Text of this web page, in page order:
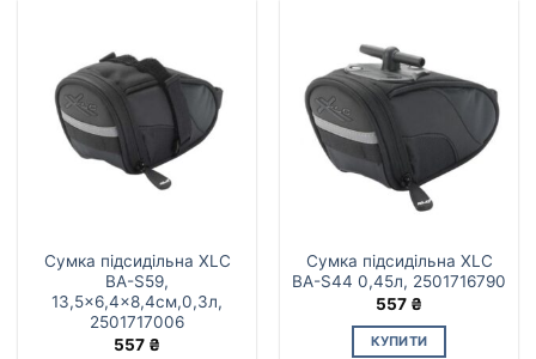
Сумка підсидільна XLC
BA-S59,
13,5×6,4×8,4см,0,3л,
2501717006
557 ₴
Сумка підсидільна XLC
BA-S44 0,45л, 2501716790
557 ₴
КУПИТИ